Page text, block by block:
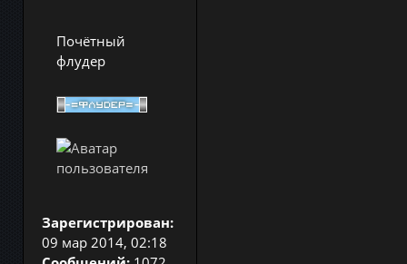
Почётный
флудер
Зарегистрирован:
09 мар 2014, 02:18